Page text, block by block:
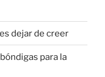
dejar de creer
para la